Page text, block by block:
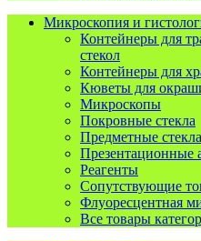
Микроскопия и
Контейнеры для
стекол
Контейнеры для
Кюветы для
Микроскопы
Покровные стекла
Предметные стекла
Презентационные
Реагенты
Сопутствующие
Флуоресцентная
Все товары